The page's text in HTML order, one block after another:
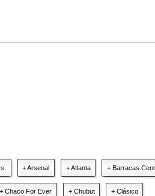
+ Arsenal + Atlanta + Barracas
+ Chaco For Ever + Chubut + Clásico